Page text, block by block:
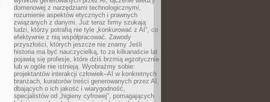
domenowej z narzędziami technologicznymi,
rozumienie aspektów etycznych i prawnych
związanych z danymi. Już teraz firmy szukają
ludzi, którzy potrafią nie tyle „konkurować z AI”, co
efektywnie z nią współpracować. Zawody
przyszłości, których jeszcze nie znamy Jeśli
historia ma być nauczycielką, to za kilkanaście lat
pojawią się profesje, które dziś brzmią egzotycznie
lub w ogóle nie istnieją. Wyobraźmy sobie:
projektantów interakcji człowiek–AI w konkretnych
branżach, kuratorów treści generowanych przez AI,
dbających o ich jakość i wiarygodność,
specjalistów od „higieny cyfrowej”, pomagających